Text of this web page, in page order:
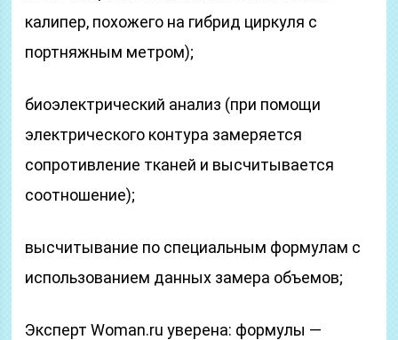
калипер, похожего на гибрид циркуля с
портняжным метром);
биоэлектрический анализ (при помощи
электрического контура замеряется
сопротивление тканей и высчитывается
соотношение);
высчитывание по специальным формулам с
использованием данных замера объемов;
Эксперт Woman.ru уверена: формулы —